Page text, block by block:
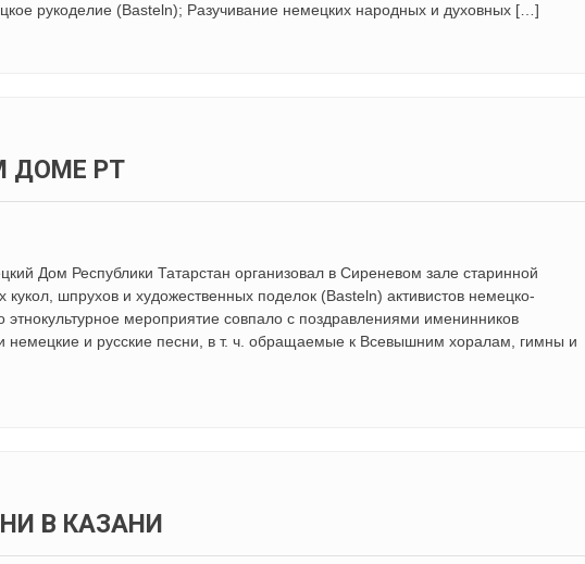
рукоделие (Basteln); Разучивание немецких народных и духовных […]
ДОМЕ РТ
Дом Республики Татарстан организовал в Сиреневом зале старинной
кукол, шпрухов и художественных поделок (Basteln) активистов немецко-
этнокультурное мероприятие совпало с поздравлениями именинников
немецкие и русские песни, в т. ч. обращаемые к Всевышним хоралам, гимны и
В КАЗАНИ